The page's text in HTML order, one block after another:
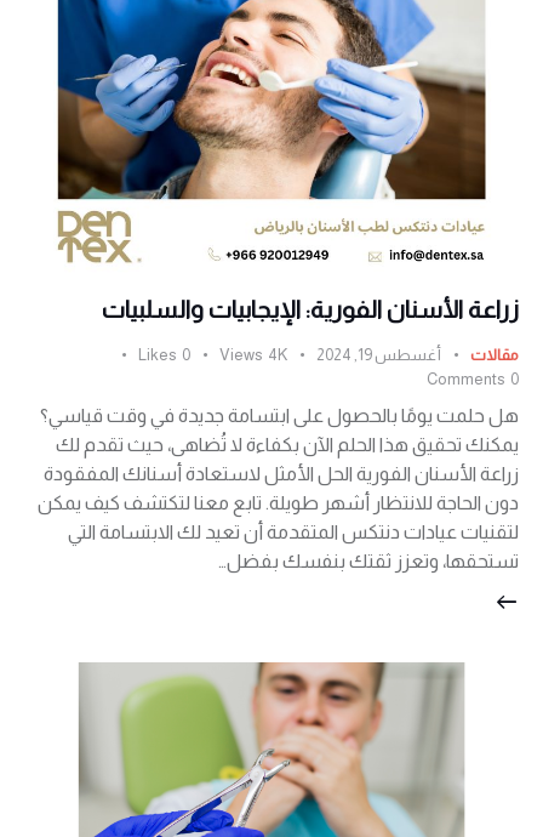
زراعة الأسنان الفورية: الإيجابيات والسلبيات
مقالات أغسطس 19, 2024 4K
Views
0
Likes
0
Comments
هل حلمت يومًا بالحصول على ابتسامة جديدة في وقت قياسي؟
يمكنك تحقيق هذا الحلم الآن بكفاءة لا تُضاهى، حيث تقدم لك
زراعة الأسنان الفورية الحل الأمثل لاستعادة أسنانك المفقودة
دون الحاجة للانتظار أشهر طويلة. تابع معنا لتكتشف كيف يمكن
لتقنيات عيادات دنتكس المتقدمة أن تعيد لك الابتسامة التي
تستحقها، وتعزز ثقتك بنفسك بفضل…